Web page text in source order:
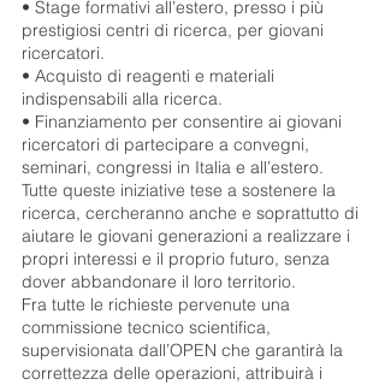
• Stage formativi all’estero, presso i più
prestigiosi centri di ricerca, per giovani
ricercatori.
• Acquisto di reagenti e materiali
indispensabili alla ricerca.
• Finanziamento per consentire ai giovani
ricercatori di partecipare a convegni,
seminari, congressi in Italia e all’estero.
Tutte queste iniziative tese a sostenere la
ricerca, cercheranno anche e soprattutto di
aiutare le giovani generazioni a realizzare i
propri interessi e il proprio futuro, senza
dover abbandonare il loro territorio.
Fra tutte le richieste pervenute una
commissione tecnico scientifica,
supervisionata dall’OPEN che garantirà la
correttezza delle operazioni, attribuirà i